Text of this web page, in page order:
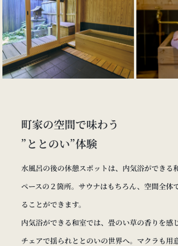
町家の空間で味わう
”ととのい”体験
水風呂の後の休憩スポットは、内気浴ができる
ペースの２箇所。サウナはもちろん、空間全体
ることができます。
内気浴ができる和室では、畳のい草の香りを感
チェアで揺られととのいの世界へ。マクラも用